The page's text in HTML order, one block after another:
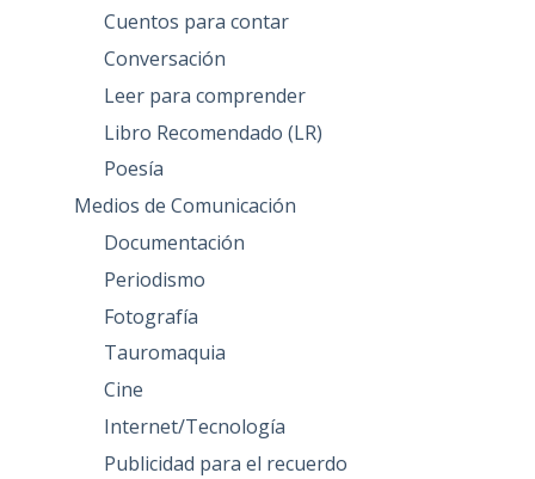
Cuentos para contar
Conversación
Leer para comprender
Libro Recomendado (LR)
Poesía
Medios de Comunicación
Documentación
Periodismo
Fotografía
Tauromaquia
Cine
Internet/Tecnología
Publicidad para el recuerdo